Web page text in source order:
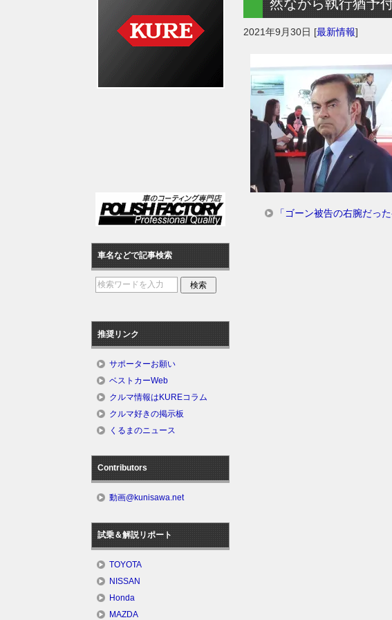
然ながら執行猶予
2021年9月30日 [最新情報]
「ゴーン被告の右腕だっ
車名などで記事検索
推奨リンク
サポーターお願い
ベストカーWeb
クルマ情報はKUREコラム
クルマ好きの掲示板
くるまのニュース
Contributors
動画@kunisawa.net
試乗＆解説リポート
TOYOTA
NISSAN
Honda
MAZDA